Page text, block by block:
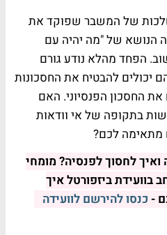
של המשבר שפוקד את
הנושא של "מה יהיה עם
הפחד מהלא נודע גורם
יכולים להבטיח את החסכונות
החסכון הפנסיוני. האם
בתקופה של אי וודאות
מתאימה לכם?
לחסוך לפנסיה? מומחי
בוועידת ביזפורטל איך
- כנסו להירשם לוועידה